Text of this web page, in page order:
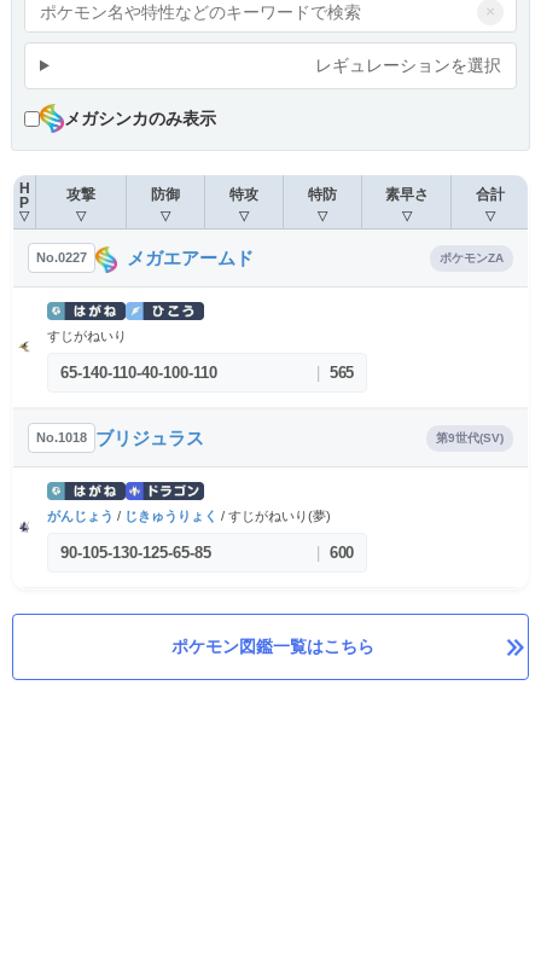
×
レギュレーションを選択
メガシンカのみ表示
H
P
▽
攻撃
▽
防御
▽
特攻
▽
特防
▽
素早さ
▽
合計
▽
No.0227 メガエアームド ポケモンZA
すじがねいり
65-140-110-40-100-110 565
No.1018 ブリジュラス 第9世代(SV)
がんじょう / じきゅうりょく / すじがねいり(夢)
90-105-130-125-65-85 600
ポケモン図鑑一覧はこちら